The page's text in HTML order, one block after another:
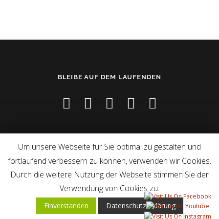
BLEIBE AUF DEM LAUFENDEN
Copyright © 2026–OnePressTheme von FameThemes
Um unsere Webseite für Sie optimal zu gestalten und
fortlaufend verbessern zu können, verwenden wir Cookies.
Durch die weitere Nutzung der Webseite stimmen Sie der
Verwendung von Cookies zu.
Einverstanden Datenschutzerklärung